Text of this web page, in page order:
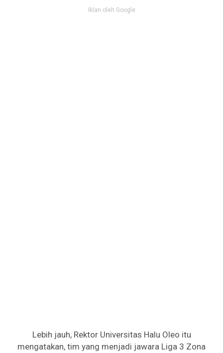
Iklan oleh Google
Lebih jauh, Rektor Universitas Halu Oleo itu
mengatakan, tim yang menjadi jawara Liga 3 Zona